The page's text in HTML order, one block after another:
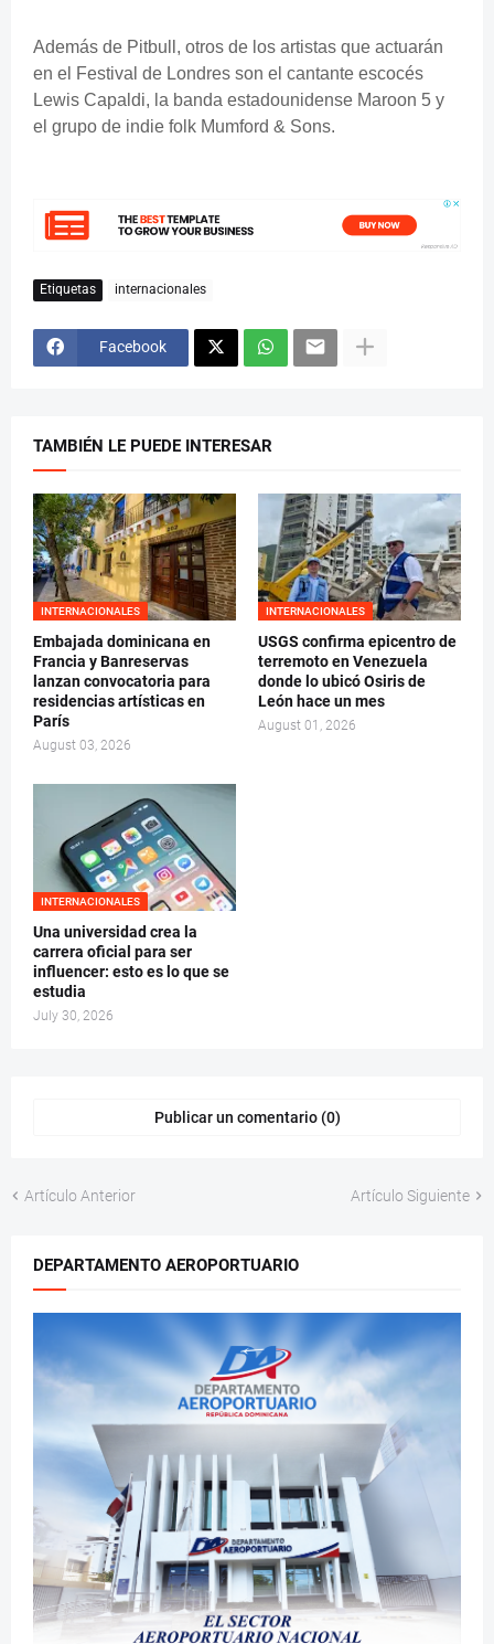
Además de Pitbull, otros de los artistas que actuarán
en el Festival de Londres son el cantante escocés
Lewis Capaldi, la banda estadounidense Maroon 5 y
el grupo de indie folk Mumford & Sons.
Etiquetas internacionales
Facebook
TAMBIÉN LE PUEDE INTERESAR
INTERNACIONALES
Embajada dominicana en
Francia y Banreservas
lanzan convocatoria para
residencias artísticas en
París
August 03, 2026
INTERNACIONALES
USGS confirma epicentro de
terremoto en Venezuela
donde lo ubicó Osiris de
León hace un mes
August 01, 2026
INTERNACIONALES
Una universidad crea la
carrera oficial para ser
influencer: esto es lo que se
estudia
July 30, 2026
Publicar un comentario (0)
Artículo Anterior Artículo Siguiente
DEPARTAMENTO AEROPORTUARIO